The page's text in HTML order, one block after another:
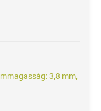
3,8 mm,